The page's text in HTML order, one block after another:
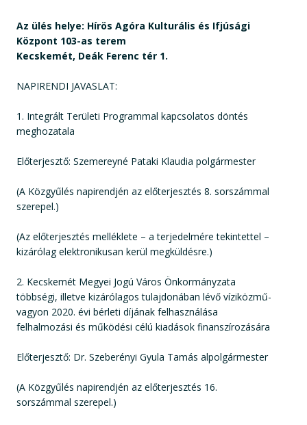
Az ülés helye: Hírös Agóra Kulturális és Ifjúsági
Központ 103-as terem
Kecskemét, Deák Ferenc tér 1.
NAPIRENDI JAVASLAT:
1. Integrált Területi Programmal kapcsolatos döntés
meghozatala
Előterjesztő: Szemereyné Pataki Klaudia polgármester
(A Közgyűlés napirendjén az előterjesztés 8. sorszámmal
szerepel.)
(Az előterjesztés melléklete – a terjedelmére tekintettel –
kizárólag elektronikusan kerül megküldésre.)
2. Kecskemét Megyei Jogú Város Önkormányzata
többségi, illetve kizárólagos tulajdonában lévő víziközmű-
vagyon 2020. évi bérleti díjának felhasználása
felhalmozási és működési célú kiadások finanszírozására
Előterjesztő: Dr. Szeberényi Gyula Tamás alpolgármester
(A Közgyűlés napirendjén az előterjesztés 16.
sorszámmal szerepel.)